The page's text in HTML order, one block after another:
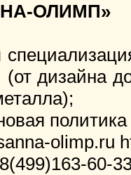
ОЛИМП»
(от дизайна
olimp.ru
8(499)163-60-